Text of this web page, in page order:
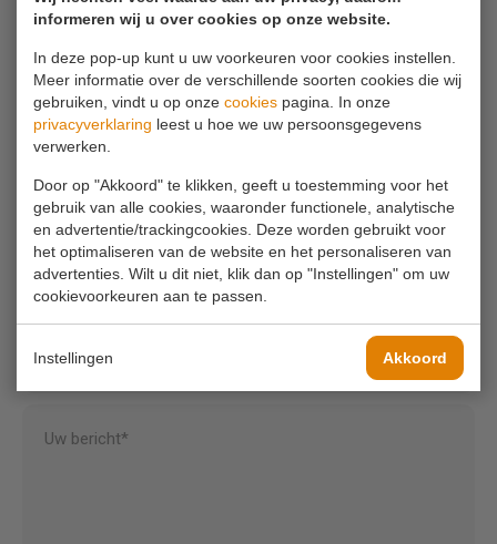
informeren wij u over cookies op onze website.
In deze pop-up kunt u uw voorkeuren voor cookies instellen.
Meer informatie over de verschillende soorten cookies die wij
gebruiken, vindt u op onze cookies pagina. In onze
privacyverklaring leest u hoe we uw persoonsgegevens
verwerken.
Door op "Akkoord" te klikken, geeft u toestemming voor het
gebruik van alle cookies, waaronder functionele, analytische
en advertentie/trackingcookies. Deze worden gebruikt voor
het optimaliseren van de website en het personaliseren van
advertenties. Wilt u dit niet, klik dan op "Instellingen" om uw
cookievoorkeuren aan te passen.
Instellingen Akkoord
0180 63 16 54
Mail ons
info@koornmolen.nl
Uw naam*
Uw e-mailadres*
Uw telefoonnummer
Uw bericht*